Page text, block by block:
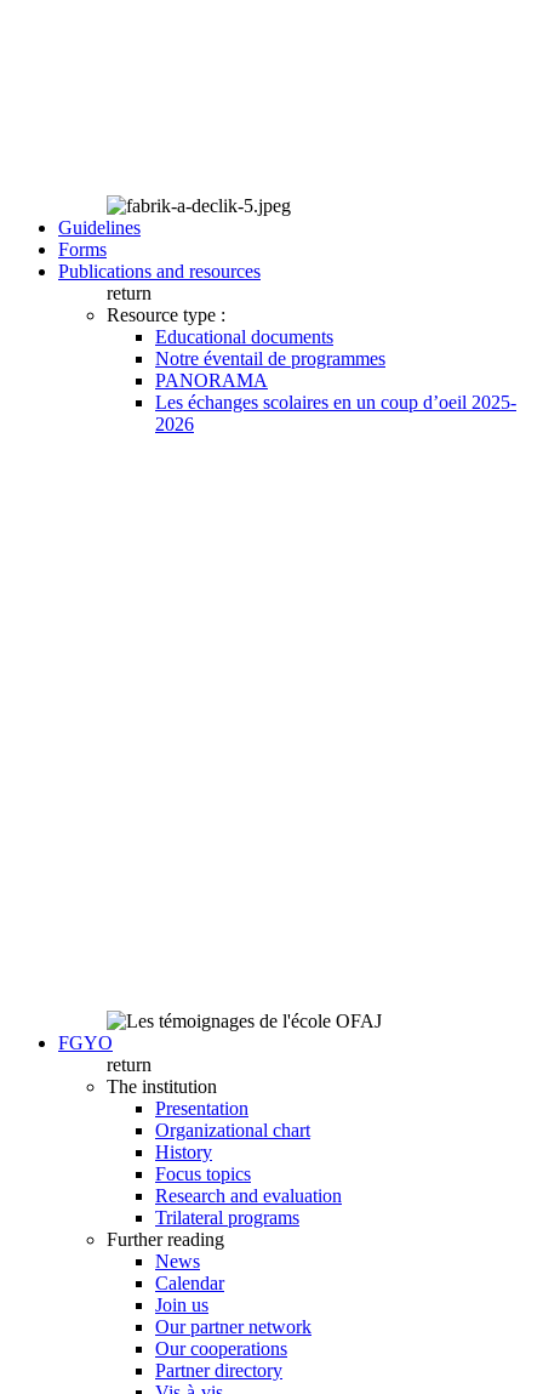
Guidelines
Forms
Publications and resources
return
Resource type :
Educational documents
Notre éventail de programmes
PANORAMA
Les échanges scolaires en un coup d’oeil 2025-
2026
FGYO
return
The institution
Presentation
Organizational chart
History
Focus topics
Research and evaluation
Trilateral programs
Further reading
News
Calendar
Join us
Our partner network
Our cooperations
Partner directory